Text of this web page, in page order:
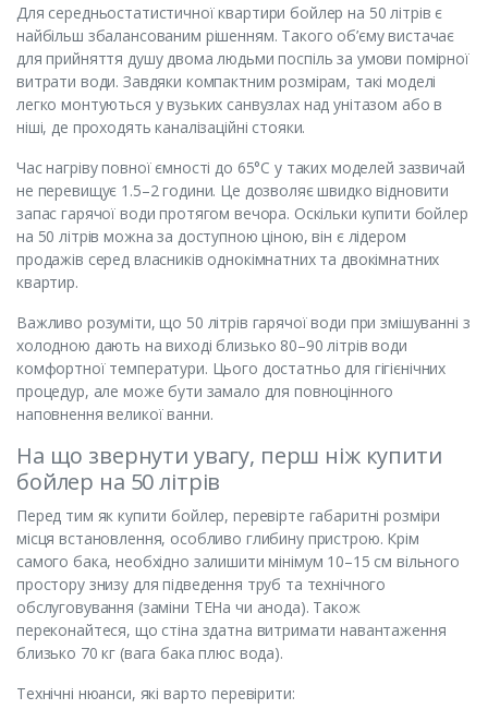
Для середньостатистичної квартири бойлер на 50 літрів є
найбільш збалансованим рішенням. Такого об’єму вистачає
для прийняття душу двома людьми поспіль за умови помірної
витрати води. Завдяки компактним розмірам, такі моделі
легко монтуються у вузьких санвузлах над унітазом або в
ніші, де проходять каналізаційні стояки.
Час нагріву повної ємності до 65°C у таких моделей зазвичай
не перевищує 1.5–2 години. Це дозволяє швидко відновити
запас гарячої води протягом вечора. Оскільки купити бойлер
на 50 літрів можна за доступною ціною, він є лідером
продажів серед власників однокімнатних та двокімнатних
квартир.
Важливо розуміти, що 50 літрів гарячої води при змішуванні з
холодною дають на виході близько 80–90 літрів води
комфортної температури. Цього достатньо для гігієнічних
процедур, але може бути замало для повноцінного
наповнення великої ванни.
На що звернути увагу, перш ніж купити
бойлер на 50 літрів
Перед тим як купити бойлер, перевірте габаритні розміри
місця встановлення, особливо глибину пристрою. Крім
самого бака, необхідно залишити мінімум 10–15 см вільного
простору знизу для підведення труб та технічного
обслуговування (заміни ТЕНа чи анода). Також
переконайтеся, що стіна здатна витримати навантаження
близько 70 кг (вага бака плюс вода).
Технічні нюанси, які варто перевірити: